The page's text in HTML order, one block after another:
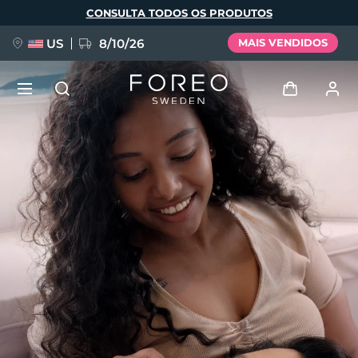
principal
CONSULTA TODOS OS PRODUTOS
US 8/10/26 MAIS VENDIDOS
Perfil de usuário
Meus aparelhos
Meus pedidos
Meus endereços
As minhas subscrições
NOVIDADE
FAQ™ Pure Beauty-Tech Elixir
BREAKING NEWS
issa™ Teeth Whitening Set
Idioma
English Deutsch
Español
Français
Italiano
Português
Polski
Svenska
Русский
Türkçe
简体中文 繁體中文